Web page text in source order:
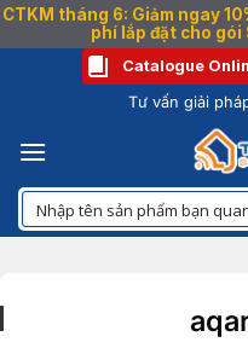
CTKM tháng 6: Giảm ngay
phí lắp đặt cho gói
dung
Catalogue
Tư vấn giải